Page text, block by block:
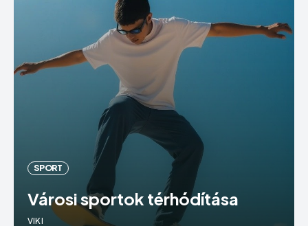
SPORT
Városi sportok térhódítása
VIKI